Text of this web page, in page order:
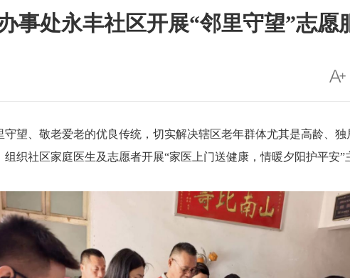
事处永丰社区开展“邻里守望”志愿
望、敬老爱老的优良传统，切实解决辖区老年群体尤其是高龄、
织社区家庭医生及志愿者开展“家医上门送健康，情暖夕阳护平安